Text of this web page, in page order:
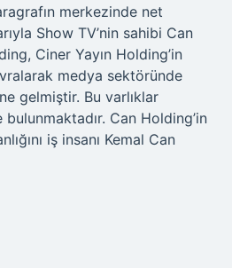
merkezinde net
Show TV’nin sahibi Can
Ciner Yayın Holding’in
medya sektöründe
gelmiştir. Bu varlıklar
Can Holding’in
iş insanı Kemal Can